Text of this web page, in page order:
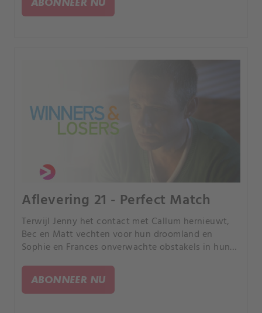
Aflevering 21 - Perfect Match
Terwijl Jenny het contact met Callum hernieuwt,
Bec en Matt vechten voor hun droomland en
Sophie en Frances onverwachte obstakels in hun
waarheid over hun perfecte match.
ABONNEER NU